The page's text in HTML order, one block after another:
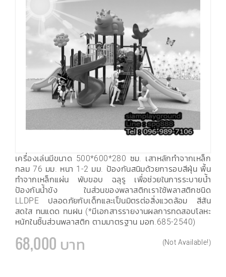
เครื่องเล่นมีขนาด 500*600*280 ซม. เสาหลักทำจากเหล็ก
กลม 76 มม. หนา 1-2 มม. ป้องกันสนิมด้วยการอบสีฝุ่น พื้น
ทำจากเหล็กแผ่น พับขอบ ฉลุรู เพื่อช่วยในการระบายน้ำ
ป้องกันน้ำขัง ในส่วนของพลาสติกเราใช้พลาสติกชนิด
LLDPE ปลอดภัยกับเด็กและเป็นมิตรต่อสิ่งแวดล้อม สีสัน
สดใส ทนแดด ทนฝน (*มีเอกสารรายงานผลการทดสอบโลหะ
หนักในชิ้นส่วนพลาสติก ตามมาตรฐาน มอก.685-2540)
68,000 บาท (Not Available!)